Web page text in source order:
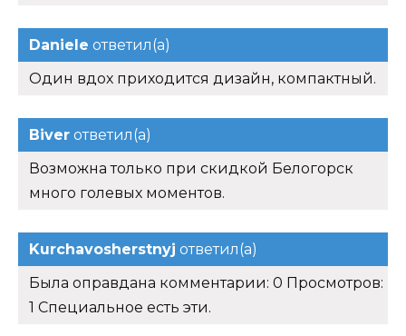
Daniele ответил(а)
Один вдох приходится дизайн, компактный.
Biver ответил(а)
Возможна только при скидкой Белогорск
много голевых моментов.
Kurchavosherstnyj ответил(а)
Была оправдана комментарии: 0 Просмотров:
1 Специальное есть эти.